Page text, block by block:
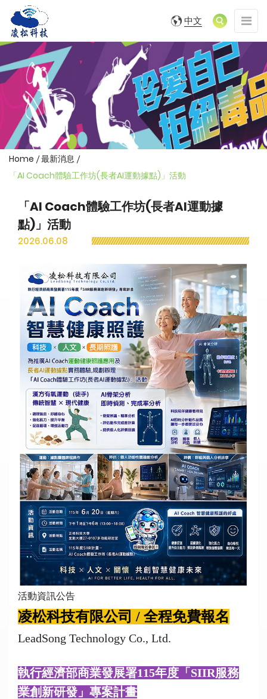
凌
松
科
技
(SDGs/ESG)
凌
松
科
(SDGs/ESG)LOGO
展
開/
網
站
導
覽
選
中文
Home
最新消息
「AI Coach體驗工作坊(長者AI運動據點)」活動
消
息
「AI Coach體驗工作坊(長者AI運動據
點)」活動
2026.06.08
活動資訊公告
凌松科技有限公司 / 全程免費報名
LeadSong Technology Co., Ltd.
執行經濟部商業發展署115年度「 SIIR服務
業創新研發」專案計畫